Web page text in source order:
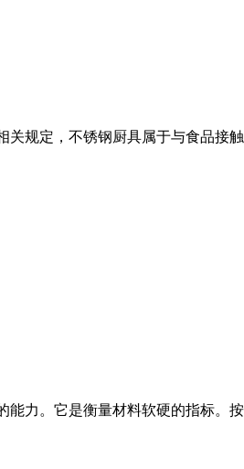
规定，不锈钢厨具属于与食品接
力。它是衡量材料软硬的指标。